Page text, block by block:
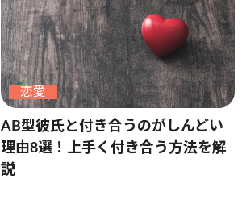
恋愛
AB型彼氏と付き合うのがしんどい
理由8選！上手く付き合う方法を解
説